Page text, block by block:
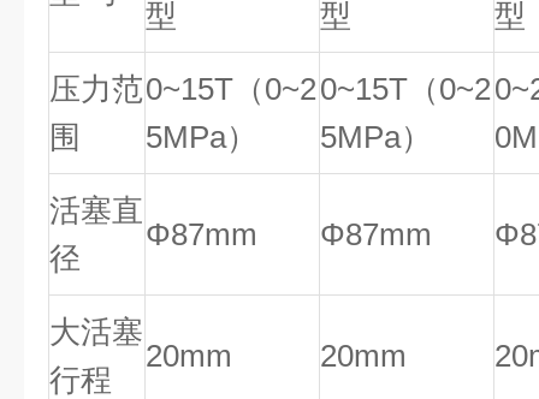
型
型
型
压力范
围
0~15T（0~2
5MPa）
0~15T（0~2
5MPa）
活塞直
径
Φ87mm Φ87mm
大活塞
行程
20mm 20mm